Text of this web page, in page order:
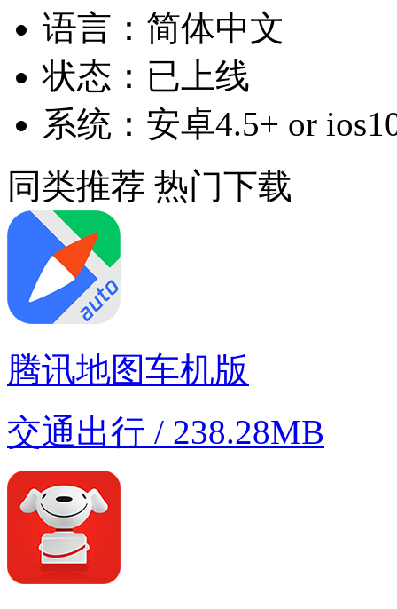
语言： 简体中文
状态： 已上线
系统： 安卓4.5+ or
同类推荐 热门下载
腾讯地图车机版
交通出行 / 238.28MB